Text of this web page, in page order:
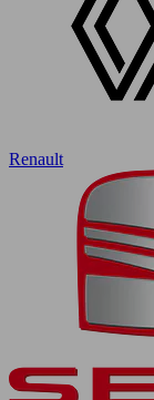
Renault